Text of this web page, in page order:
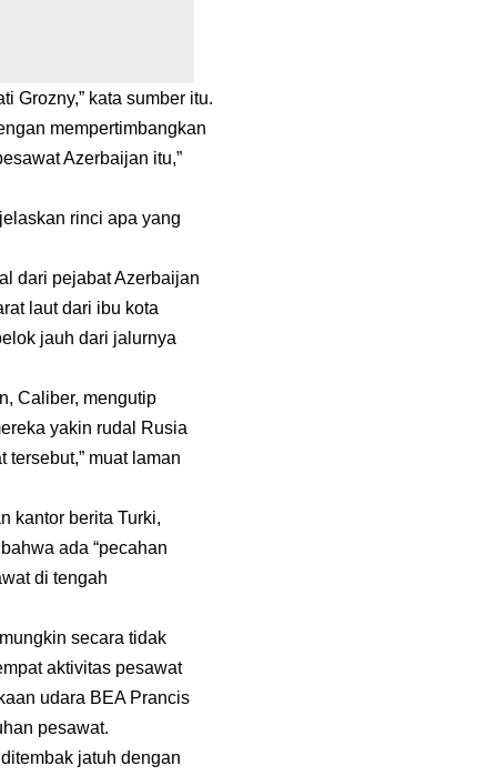
Grozny,” kata sumber itu.
mempertimbangkan
Azerbaijan itu,”
rinci apa yang
dari pejabat Azerbaijan
laut dari ibu kota
jauh dari jalurnya
Caliber, mengutip
yakin rudal Rusia
muat laman
kantor berita Turki,
ada “pecahan
di tengah
secara tidak
aktivitas pesawat
udara BEA Prancis
pesawat.
jatuh dengan